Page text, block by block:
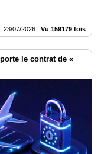
| 23/07/2026 | Vu 159179 fois
le contrat de «